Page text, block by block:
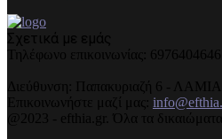
Σχετικά με εμάς
Τηλέφωνo επικοινωνίας: 6976404646
Διεύθυνση: Παπακυριαζή 6 - ΛΑΜΙΑ
Επικοινωνήστε μαζί μας:
@2023 - efthia.gr. Όλα τα δικαιώματα